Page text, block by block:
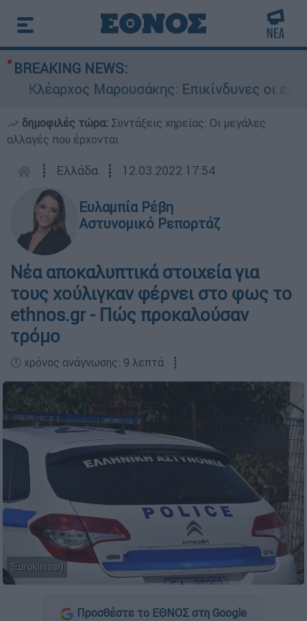
BREAKING NEWS:
Μαρουσάκης: Επικίνδυνες οι επόμενες
δημοφιλές τώρα: Συντάξεις χηρείας: Οι μεγάλες
αλλαγές που έρχονται
┋ Ελλάδα ┋ 12.03.2022 17:54
Ευλαμπία Ρέβη
Αστυνομικό Ρεπορτάζ
Nέα αποκαλυπτικά στοιχεία για
τους χούλιγκαν φέρνει στο φως το
ethnos.gr - Πώς προκαλούσαν
τρόμο
🕛 χρόνος ανάγνωσης: 9 λεπτά ┋
(Eurokinissi)
Προσθέστε το ΕΘΝΟΣ στη Google